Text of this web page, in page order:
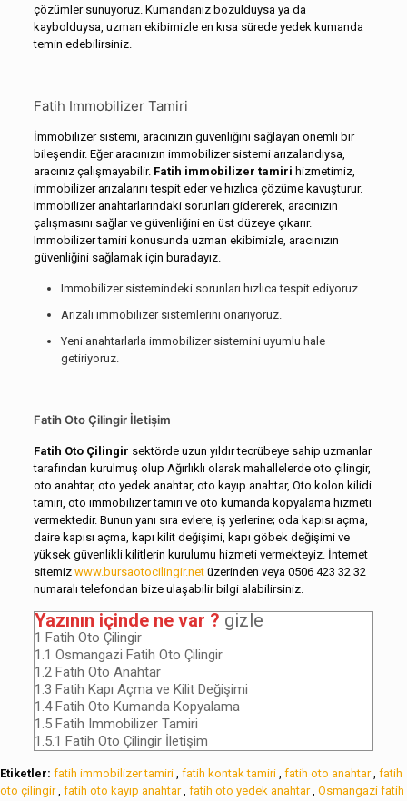
çözümler sunuyoruz. Kumandanız bozulduysa ya da
kaybolduysa, uzman ekibimizle en kısa sürede yedek kumanda
temin edebilirsiniz.
Fatih Immobilizer Tamiri
İmmobilizer sistemi, aracınızın güvenliğini sağlayan önemli bir
bileşendir. Eğer aracınızın immobilizer sistemi arızalandıysa,
aracınız çalışmayabilir. Fatih immobilizer tamiri hizmetimiz,
immobilizer arızalarını tespit eder ve hızlıca çözüme kavuşturur.
Immobilizer anahtarlarındaki sorunları gidererek, aracınızın
çalışmasını sağlar ve güvenliğini en üst düzeye çıkarır.
Immobilizer tamiri konusunda uzman ekibimizle, aracınızın
güvenliğini sağlamak için buradayız.
Immobilizer sistemindeki sorunları hızlıca tespit ediyoruz.
Arızalı immobilizer sistemlerini onarıyoruz.
Yeni anahtarlarla immobilizer sistemini uyumlu hale
getiriyoruz.
Fatih Oto Çilingir İletişim
Fatih Oto Çilingir sektörde uzun yıldır tecrübeye sahip uzmanlar
tarafından kurulmuş olup Ağırlıklı olarak mahallelerde oto çilingir,
oto anahtar, oto yedek anahtar, oto kayıp anahtar, Oto kolon kilidi
tamiri, oto immobilizer tamiri ve oto kumanda kopyalama hizmeti
vermektedir. Bunun yanı sıra evlere, iş yerlerine; oda kapısı açma,
daire kapısı açma, kapı kilit değişimi, kapı göbek değişimi ve
yüksek güvenlikli kilitlerin kurulumu hizmeti vermekteyiz. İnternet
sitemiz www.bursaotocilingir.netüzerinden veya 0506 423 32 32
numaralı telefondan bize ulaşabilir bilgi alabilirsiniz.
Yazının içinde ne var ? gizle
1 Fatih Oto Çilingir
1.1 Osmangazi Fatih Oto Çilingir
1.2 Fatih Oto Anahtar
1.3 Fatih Kapı Açma ve Kilit Değişimi
1.4 Fatih Oto Kumanda Kopyalama
1.5 Fatih Immobilizer Tamiri
1.5.1 Fatih Oto Çilingir İletişim
Etiketler: fatih immobilizer tamiri fatih kontak tamiri fatih oto anahtar, fatih
oto çilingir, fatih oto kayıp anahtar, fatih oto yedek anahtar, Osmangazi fatih